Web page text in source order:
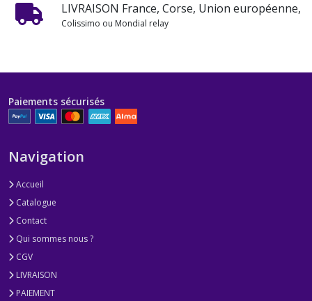
LIVRAISON France, Corse, Union européenne,
Colissimo ou Mondial relay
Paiements sécurisés
Navigation
Accueil
Catalogue
Contact
Qui sommes nous ?
CGV
LIVRAISON
PAIEMENT